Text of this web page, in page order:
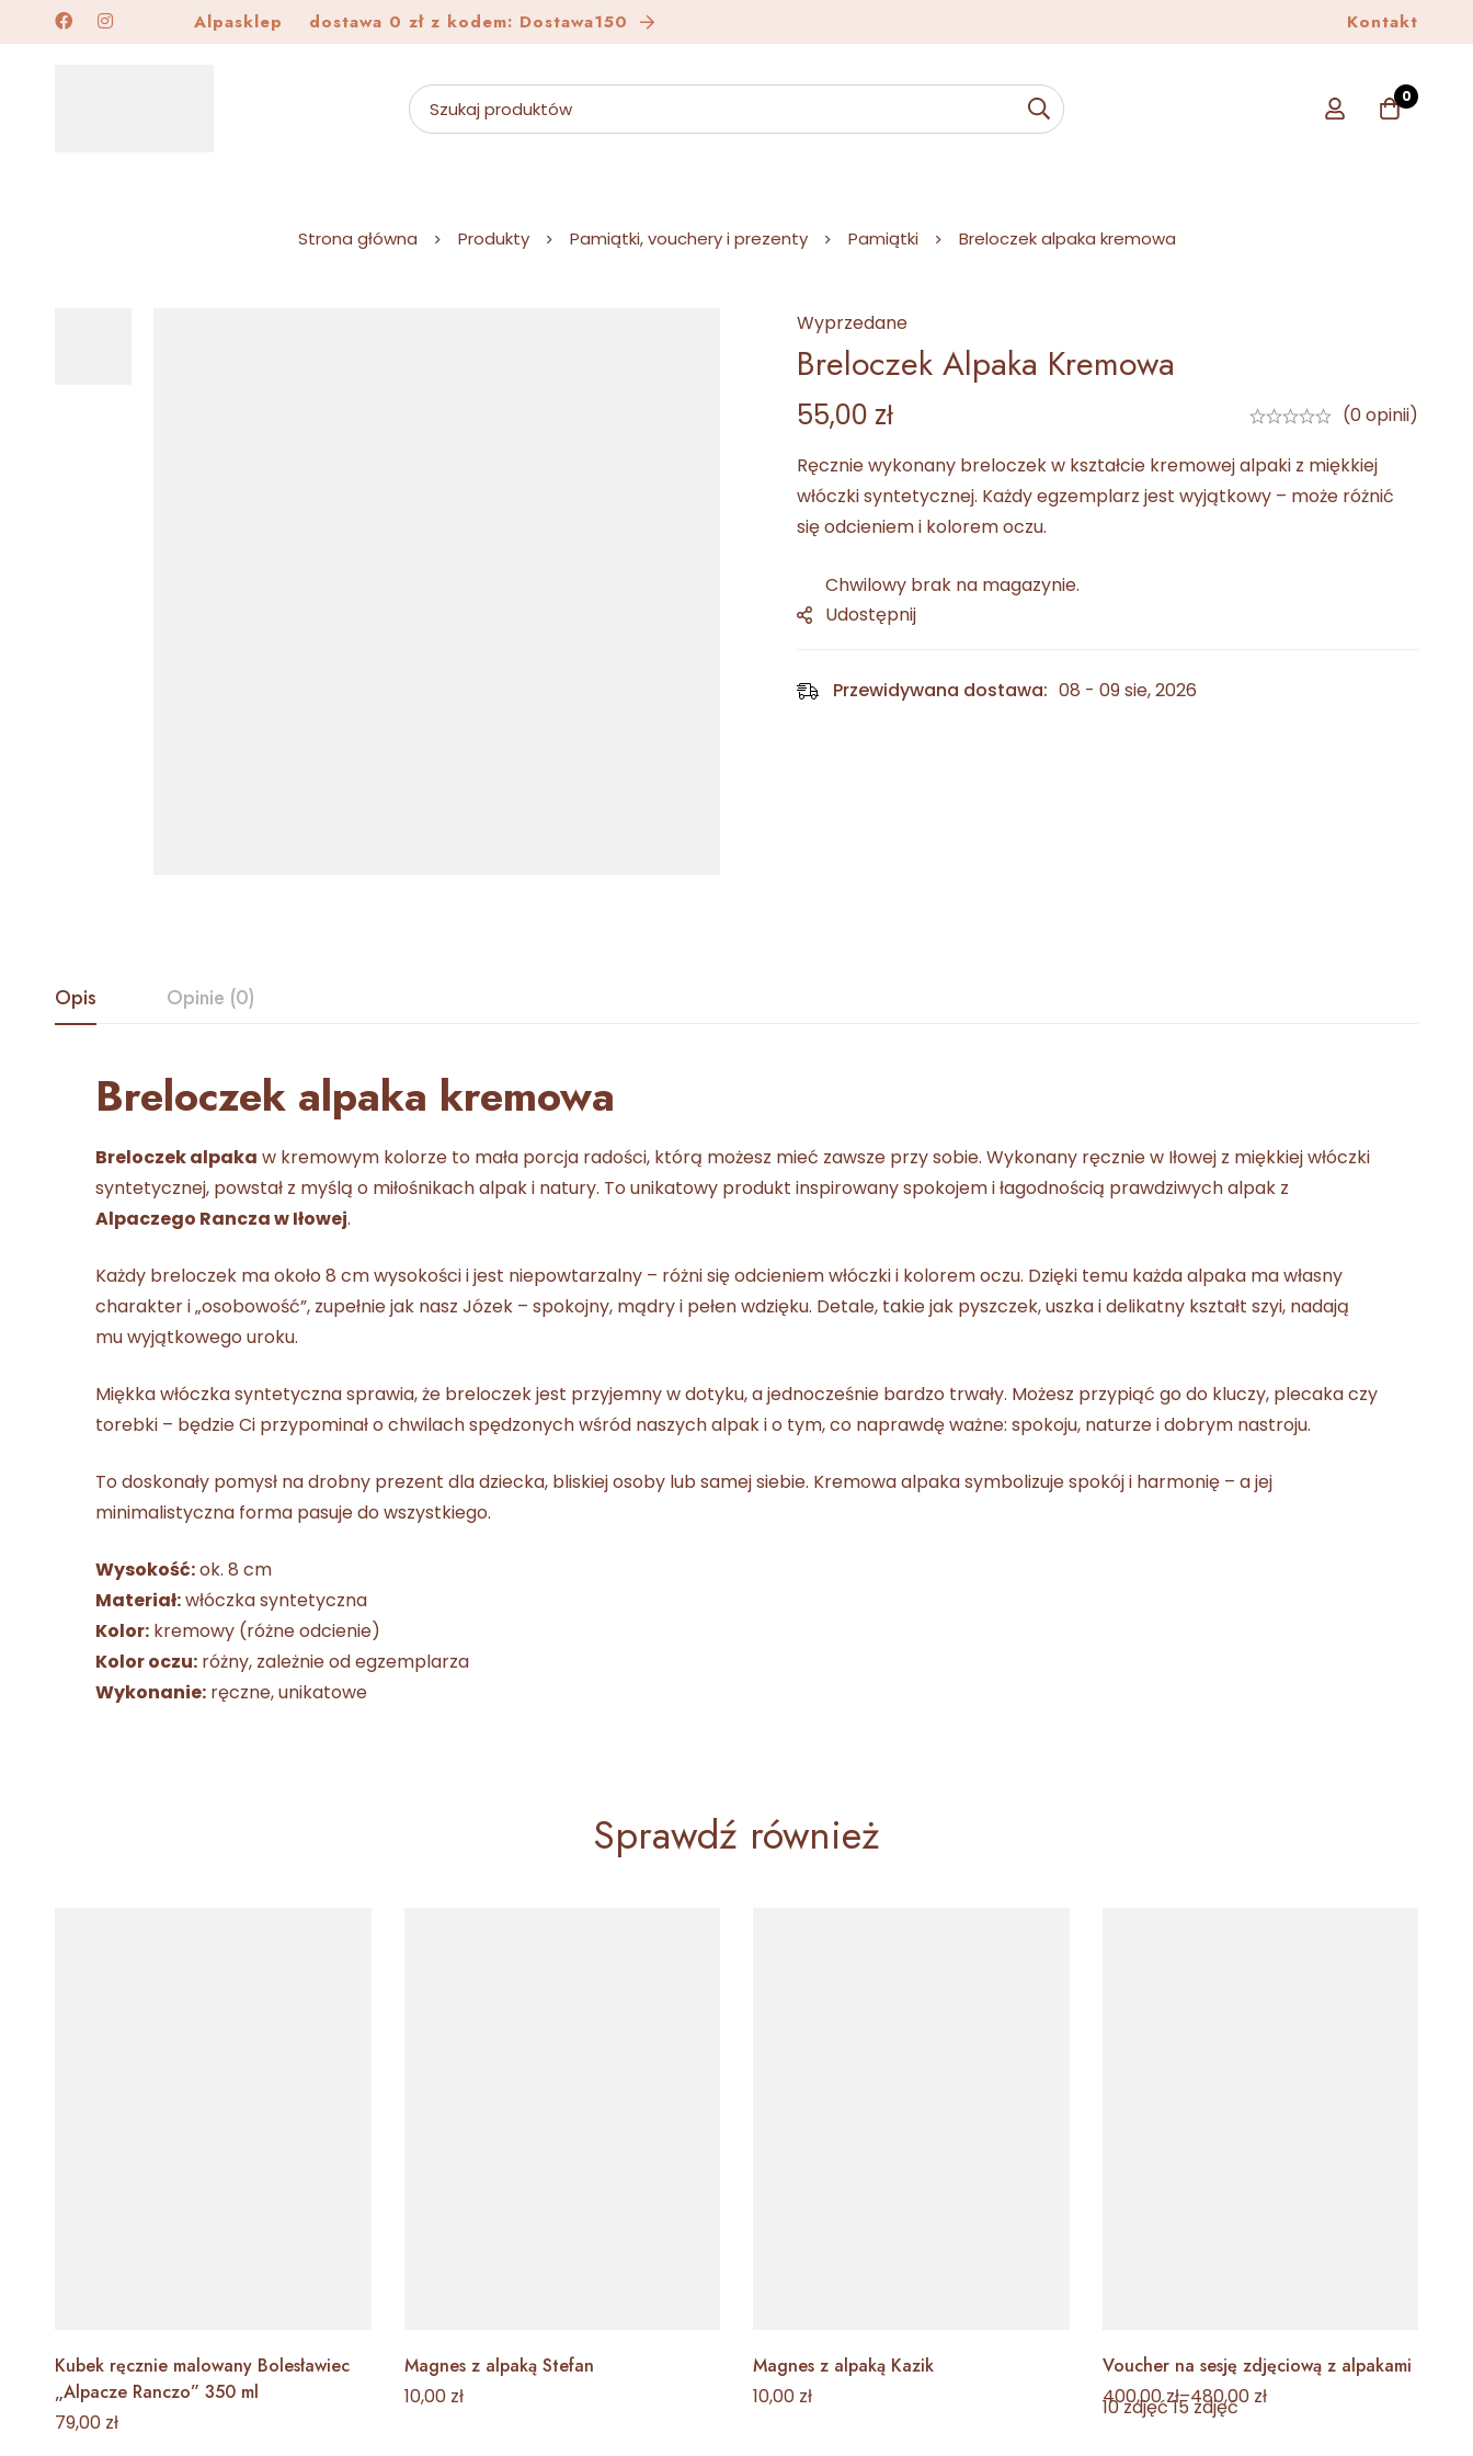
Alpasklep dostawa 0 zł z kodem: Dostawa150 AlpasklepKontakt
0
Strona główna Produkty Pamiątki, vouchery i prezenty Pamiątki Breloczek alpaka kremowa
Wyprzedane
Breloczek Alpaka Kremowa
55,00 zł
(0 opinii)
Ręcznie wykonany breloczek w kształcie kremowej alpaki z miękkiej
włóczki syntetycznej. Każdy egzemplarz jest wyjątkowy – może różnić
się odcieniem i kolorem oczu.
Chwilowy brak na magazynie.
Udostępnij
Przewidywana dostawa: 08 - 09 sie, 2026
Opis Opinie (0)
Breloczek alpaka kremowa
Breloczek alpaka w kremowym kolorze to mała porcja radości, którą możesz mieć zawsze przy sobie. Wykonany ręcznie w Iłowej z miękkiej włóczki
syntetycznej, powstał z myślą o miłośnikach alpak i natury. To unikatowy produkt inspirowany spokojem i łagodnością prawdziwych alpak z
Alpaczego Rancza w Iłowej.
Każdy breloczek ma około 8 cm wysokości i jest niepowtarzalny – różni się odcieniem włóczki i kolorem oczu. Dzięki temu każda alpaka ma własny
charakter i „osobowość”, zupełnie jak nasz Józek – spokojny, mądry i pełen wdzięku. Detale, takie jak pyszczek, uszka i delikatny kształt szyi, nadają
mu wyjątkowego uroku.
Miękka włóczka syntetyczna sprawia, że breloczek jest przyjemny w dotyku, a jednocześnie bardzo trwały. Możesz przypiąć go do kluczy, plecaka czy
torebki – będzie Ci przypominał o chwilach spędzonych wśród naszych alpak i o tym, co naprawdę ważne: spokoju, naturze i dobrym nastroju.
To doskonały pomysł na drobny prezent dla dziecka, bliskiej osoby lub samej siebie. Kremowa alpaka symbolizuje spokój i harmonię – a jej
minimalistyczna forma pasuje do wszystkiego.
Wysokość:ok. 8 cm
Materiał:włóczka syntetyczna
Kolor: kremowy (różne odcienie)
Kolor oczu: różny, zależnie od egzemplarza
Wykonanie: ręczne, unikatowe
Sprawdź również
Kubek ręcznie malowany Bolesławiec
„Alpacze Ranczo” 350 ml
79,00 zł
Magnes z alpaką Stefan
10,00 zł
Magnes z alpaką Kazik
10,00 zł
Voucher na sesję zdjęciową z alpakami
400,00zł–480,00 zł
10 zdjęć15 zdjęć